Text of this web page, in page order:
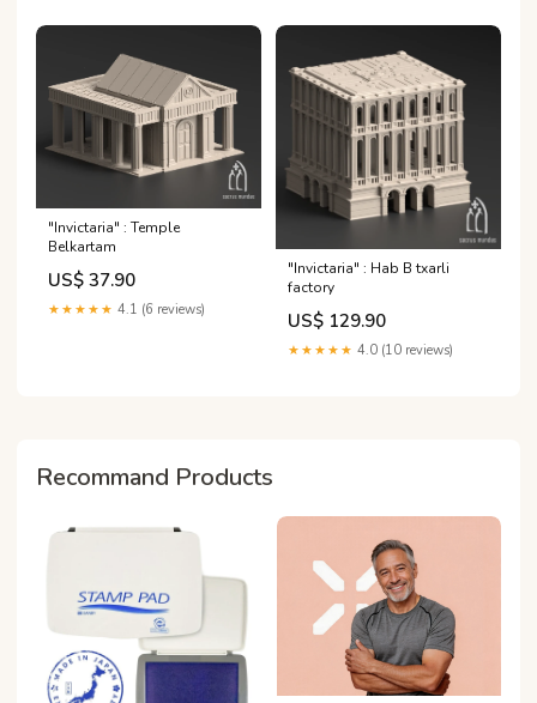
"Invictaria" : Temple
Belkartam
US$ 37.90
★★★★★ 4.1 (6 reviews)
"Invictaria" : Hab B txarli
factory
US$ 129.90
★★★★★ 4.0 (10 reviews)
Recommand Products